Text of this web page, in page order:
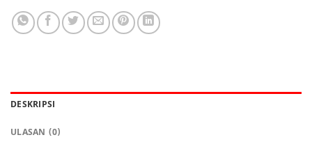
DESKRIPSI
ULASAN (0)